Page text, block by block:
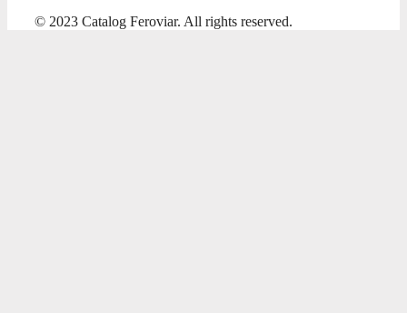
© 2023 Catalog Feroviar. All rights reserved.